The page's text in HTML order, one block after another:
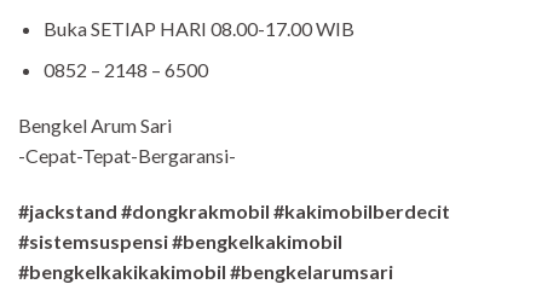
Buka SETIAP HARI 08.00-17.00 WIB
0852 – 2148 – 6500
Bengkel Arum Sari
-Cepat-Tepat-Bergaransi-
#jackstand #dongkrakmobil #kakimobilberdecit
#sistemsuspensi #bengkelkakimobil
#bengkelkakikakimobil #bengkelarumsari